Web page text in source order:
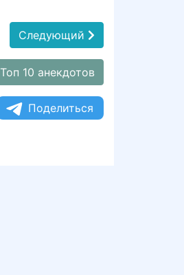
Следующий
Топ 10 анекдотов
Поделиться